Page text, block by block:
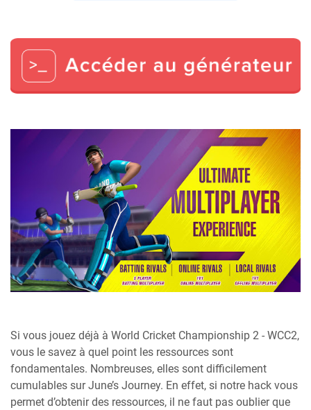
Si vous jouez déjà à World Cricket Championship 2 - WCC2,
vous le savez à quel point les ressources sont
fondamentales. Nombreuses, elles sont difficilement
cumulables sur June’s Journey. En effet, si notre hack vous
permet d’obtenir des ressources, il ne faut pas oublier que